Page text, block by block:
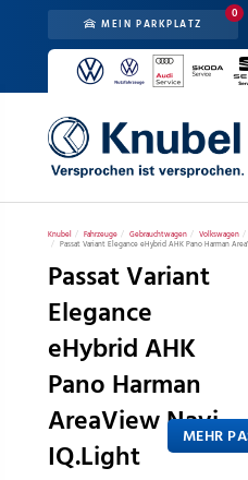
MEIN PARKPLATZ
0
Knubel Fahrzeuge Gebrauchtwagen Volkswagen
Passat Variant Elegance eHybrid AHK Pano Harman
Passat Variant
Elegance
eHybrid AHK
Pano Harman
AreaView Navi
IQ.Light
MEHR